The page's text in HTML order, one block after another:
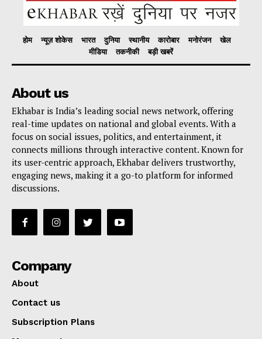
होम न्यूज़ शोकेस भारत दुनिया स्थानीय कारोबार मनोरंजन
खेल
मीडिया
तकनीकी बड़ी खबरें
About us
Ekhabar is India’s leading social news network, offering
real-time updates on national and global events. With a
focus on social issues, politics, and entertainment, it
connects millions through interactive content. Known for
its user-centric approach, Ekhabar delivers trustworthy,
engaging news, making it a go-to platform for informed
discussions.
Company
About
Contact us
Subscription Plans